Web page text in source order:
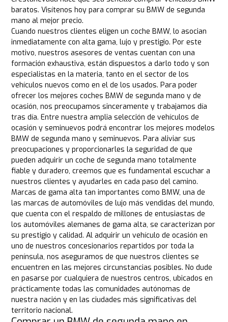
baratos. Visítenos hoy para comprar su BMW de segunda
mano al mejor precio.
Cuando nuestros clientes eligen un coche BMW, lo asocian
inmediatamente con alta gama, lujo y prestigio. Por este
motivo, nuestros asesores de ventas cuentan con una
formación exhaustiva, están dispuestos a darlo todo y son
especialistas en la materia, tanto en el sector de los
vehículos nuevos como en el de los usados. Para poder
ofrecer los mejores coches BMW de segunda mano y de
ocasión, nos preocupamos sinceramente y trabajamos día
tras día. Entre nuestra amplia selección de vehículos de
ocasión y seminuevos podrá encontrar los mejores modelos
BMW de segunda mano y seminuevos. Para aliviar sus
preocupaciones y proporcionarles la seguridad de que
pueden adquirir un coche de segunda mano totalmente
fiable y duradero, creemos que es fundamental escuchar a
nuestros clientes y ayudarles en cada paso del camino.
Marcas de gama alta tan importantes como BMW, una de
las marcas de automóviles de lujo más vendidas del mundo,
que cuenta con el respaldo de millones de entusiastas de
los automóviles alemanes de gama alta, se caracterizan por
su prestigio y calidad. Al adquirir un vehículo de ocasión en
uno de nuestros concesionarios repartidos por toda la
península, nos aseguramos de que nuestros clientes se
encuentren en las mejores circunstancias posibles. No dude
en pasarse por cualquiera de nuestros centros, ubicados en
prácticamente todas las comunidades autónomas de
nuestra nación y en las ciudades más significativas del
territorio nacional.